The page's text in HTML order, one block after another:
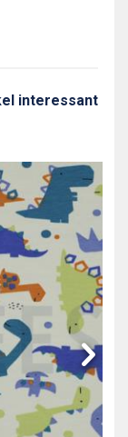
interessant